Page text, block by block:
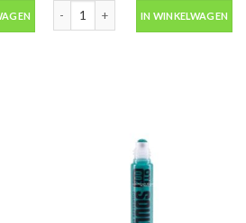
Squeeze Marker 6mm On The Run aantal
OTR.007 Lime Green Soultip Paint
IN WINKELWAGEN